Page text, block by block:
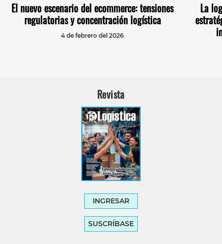
El nuevo escenario del ecommerce: tensiones
regulatorias y concentración logística
4 de febrero del 2026
La
Revista
INGRESAR
SUSCRÍBASE